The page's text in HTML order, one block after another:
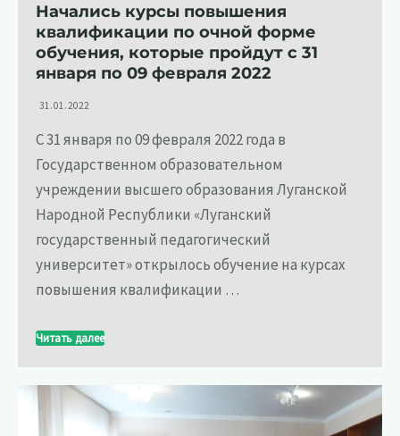
Начались курсы повышения
квалификации по очной форме
обучения, которые пройдут с 31
января по 09 февраля 2022
31.01.2022
С 31 января по 09 февраля 2022 года в
Государственном образовательном
учреждении высшего образования Луганской
Народной Республики «Луганский
государственный педагогический
университет» открылось обучение на курсах
повышения квалификации …
Читать далее